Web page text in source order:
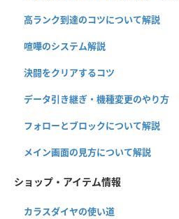
高ランク到達のコツについて解説
喧嘩のシステム解説
決闘をクリアするコツ
データ引き継ぎ・機種変更のやり方
フォローとブロックについて解説
メイン画面の見方について解説
ショップ・アイテム情報
カラスダイヤの使い道